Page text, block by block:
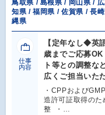
鳥取県 / 島根県 / 岡山県 /
知県 / 福岡県 / 佐賀県 / 長
縄県
仕事
内容
【定年なし◆英
歳までご応募
ト等との調整な
広くご担当いた
・CPPおよび
造許可証取得のた
整 ・…